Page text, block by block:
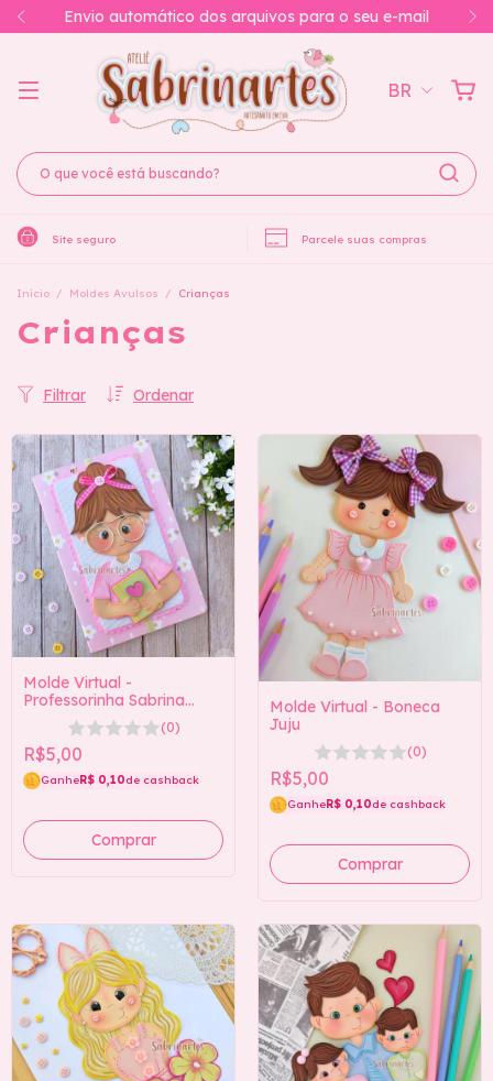
Envio automático dos arquivos para o seu e-mail
BR
Site seguro Parcele suas compras
Início / Moldes Avulsos / Crianças
Crianças
Ordenar
Filtrar
Molde Virtual -
Professorinha Sabrina
(Marca-Página)
(0)
R$5,00
GanheR$ 0,10de cashback
Molde Virtual - Boneca
Juju
(0)
R$5,00
GanheR$ 0,10de cashback